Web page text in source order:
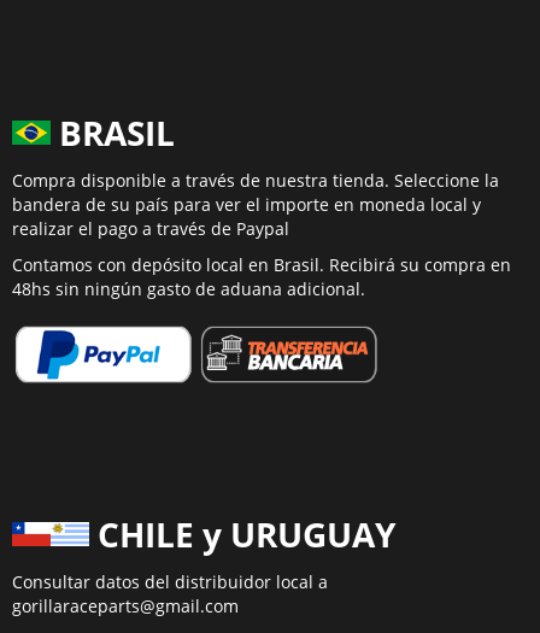
BRASIL
Compra disponible a través de nuestra tienda. Seleccione la
bandera de su país para ver el importe en moneda local y
realizar el pago a través de Paypal
Contamos con depósito local en Brasil. Recibirá su compra en
48hs sin ningún gasto de aduana adicional.
CHILE y URUGUAY
Consultar datos del distribuidor local a
gorillaraceparts@gmail.com